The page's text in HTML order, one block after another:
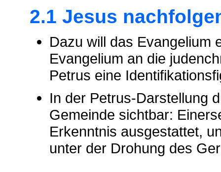
2.1 Jesus
Dazu will das Evangelium
Evangelium an die
Petrus eine
In der Petrus-Darstellung
Gemeinde sichtbar:
Erkenntnis ausgestattet,
unter der Drohung des